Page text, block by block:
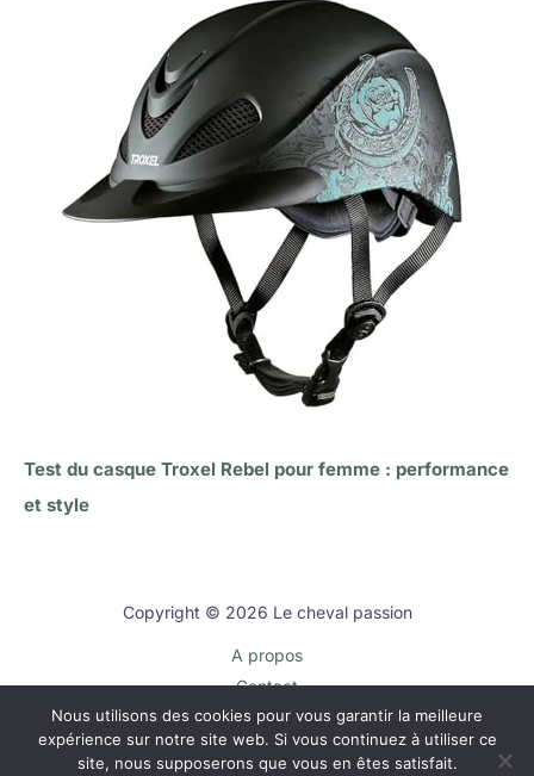
Test du casque Troxel Rebel pour femme : performance
et style
Copyright © 2026 Le cheval passion
A propos
Contact
Plan du site
Mentions légales
Nous utilisons des cookies pour vous garantir la meilleure
expérience sur notre site web. Si vous continuez à utiliser ce
site, nous supposerons que vous en êtes satisfait.